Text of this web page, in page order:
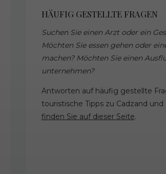
HÄUFIG GESTELLTE FRAGEN
Suchen Sie einen Arzt oder ein
Möchten Sie essen gehen oder
machen? Möchten Sie einen
unternehmen?
Antworten auf häufig gestellte
touristische Tipps zu Cadzand
finden Sie auf dieser Seite.